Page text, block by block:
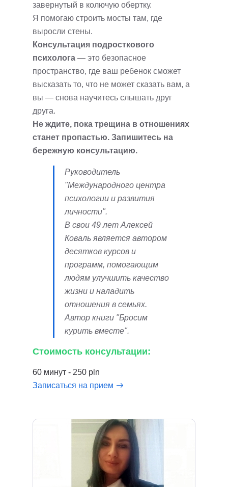
завернутый в колючую обертку.
Я помогаю строить мосты там, где
выросли стены.
Консультация подросткового
психолога — это безопасное
пространство, где ваш ребенок сможет
высказать то, что не может сказать вам, а
вы — снова научитесь слышать друг
друга.
Не ждите, пока трещина в отношениях
станет пропастью. Запишитесь на
бережную консультацию.
Руководитель
"Международного центра
психологии и развития
личности".
В свои 49 лет Алексей
Коваль является автором
десятков курсов и
программ, помогающим
людям улучшить качество
жизни и наладить
отношения в семьях.
Автор книги "Бросим
курить вместе".
Стоимость консультации:
60 минут - 250 pln
Записаться на прием